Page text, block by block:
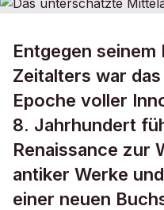
Das
Entgegen seinem
Zeitalters war
Epoche voller
8. Jahrhundert
Renaissance zur
antiker Werke
einer neuen